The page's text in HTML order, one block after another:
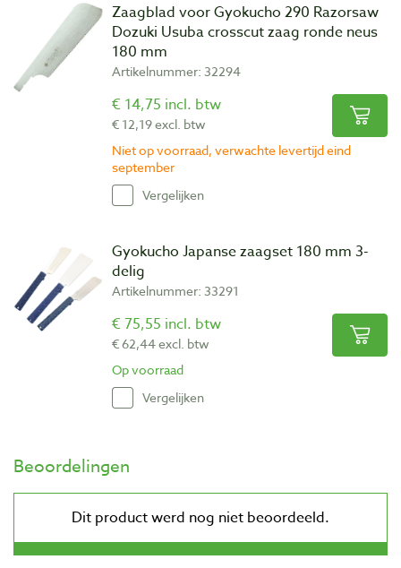
Zaagblad voor Gyokucho 290 Razorsaw
Dozuki Usuba crosscut zaag ronde neus
180 mm
Artikelnummer: 32294
€ 14,75 incl. btw
€ 12,19 excl. btw
Niet op voorraad, verwachte levertijd eind
september
Vergelijken
Gyokucho Japanse zaagset 180 mm 3-
delig
Artikelnummer: 33291
€ 75,55 incl. btw
€ 62,44 excl. btw
Op voorraad
Vergelijken
Beoordelingen